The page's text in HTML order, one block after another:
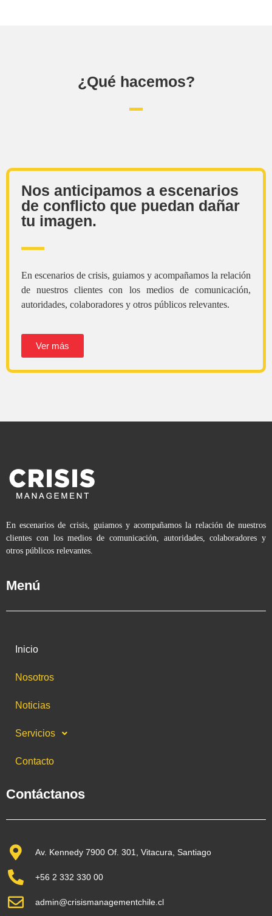
¿Qué hacemos?
Nos anticipamos a escenarios
de conflicto que puedan dañar
tu imagen.
En escenarios de crisis, guiamos y acompañamos la relación
de nuestros clientes con los medios de comunicación,
autoridades, colaboradores y otros públicos relevantes.
Ver más
En escenarios de crisis, guiamos y acompañamos la relación de nuestros
clientes con los medios de comunicación, autoridades, colaboradores y
otros públicos relevantes.
Menú
Inicio
Nosotros
Noticias
Servicios
Contacto
Contáctanos
Av. Kennedy 7900 Of. 301, Vitacura, Santiago
+56 2 332 330 00
admin@crisismanagementchile.cl